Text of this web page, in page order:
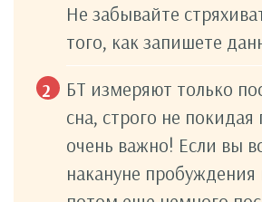
Не забывайте
того, как запишете
БТ измеряют только
сна, строго не покидая
очень важно! Если вы
накануне пробуждения